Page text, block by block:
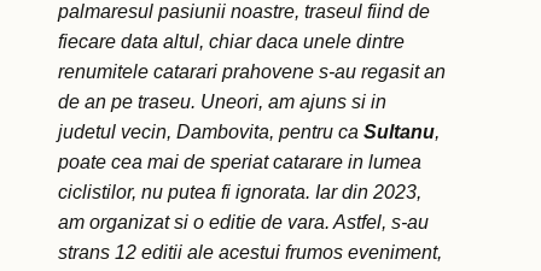
palmaresul pasiunii noastre, traseul fiind de
fiecare data altul, chiar daca unele dintre
renumitele catarari prahovene s-au regasit an
de an pe traseu. Uneori, am ajuns si in
judetul vecin, Dambovita, pentru ca Sultanu,
poate cea mai de speriat catarare in lumea
ciclistilor, nu putea fi ignorata. Iar din 2023,
am organizat si o editie de vara. Astfel, s-au
strans 12 editii ale acestui frumos eveniment,